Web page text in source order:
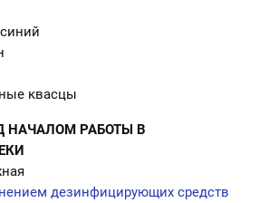
квасцы
НАЧАЛОМ РАБОТЫ В
дезинфицирующих средств